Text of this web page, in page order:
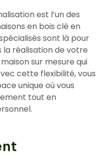
est l’un des
en bois clé en
sont là pour
réalisation de votre
sur mesure qui
cette flexibilité, vous
unique où vous
tout en